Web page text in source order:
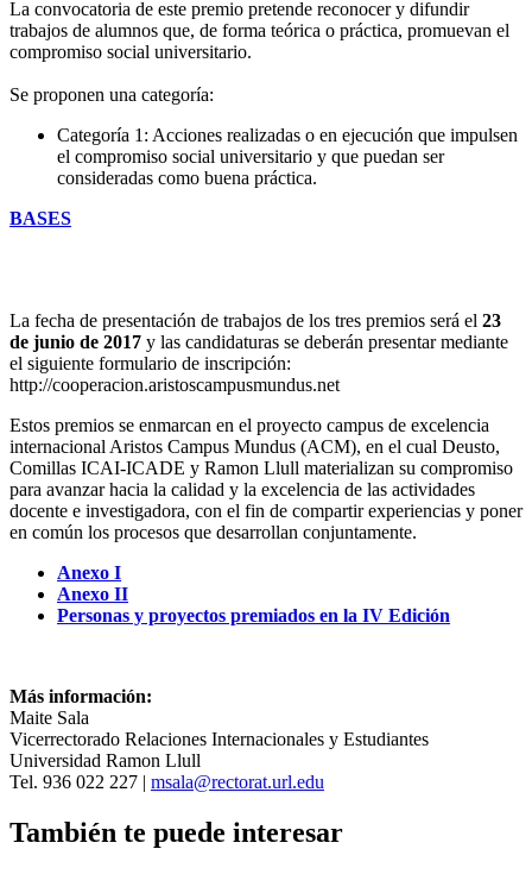
La convocatoria de este premio pretende reconocer y difundir
trabajos de alumnos que, de forma teórica o práctica, promuevan el
compromiso social universitario.
Se proponen una categoría:
Categoría 1: Acciones realizadas o en ejecución que impulsen
el compromiso social universitario y que puedan ser
consideradas como buena práctica.
BASES
La fecha de presentación de trabajos de los tres premios será el 23
de junio de 2017 y las candidaturas se deberán presentar mediante
el siguiente formulario de inscripción:
http://cooperacion.aristoscampusmundus.net
Estos premios se enmarcan en el proyecto campus de excelencia
internacional Aristos Campus Mundus (ACM), en el cual Deusto,
Comillas ICAI-ICADE y Ramon Llull materializan su compromiso
para avanzar hacia la calidad y la excelencia de las actividades
docente e investigadora, con el fin de compartir experiencias y poner
en común los procesos que desarrollan conjuntamente.
Anexo I
Anexo II
Personas y proyectos premiados en la IV Edición
Más información:
Maite Sala
Vicerrectorado Relaciones Internacionales y Estudiantes
Universidad Ramon Llull
Tel. 936 022 227 | msala@rectorat.url.edu
También te puede interesar